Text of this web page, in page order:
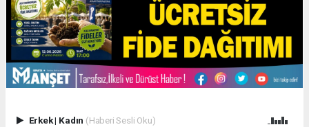
Erkek| Kadın (Haberi Sesli Oku)